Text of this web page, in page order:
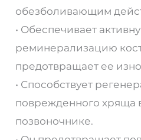
обезболивающим
• Обеспечивает
реминерализацию
предотвращает ее
• Способствует
поврежденного хряща
позвоночнике.